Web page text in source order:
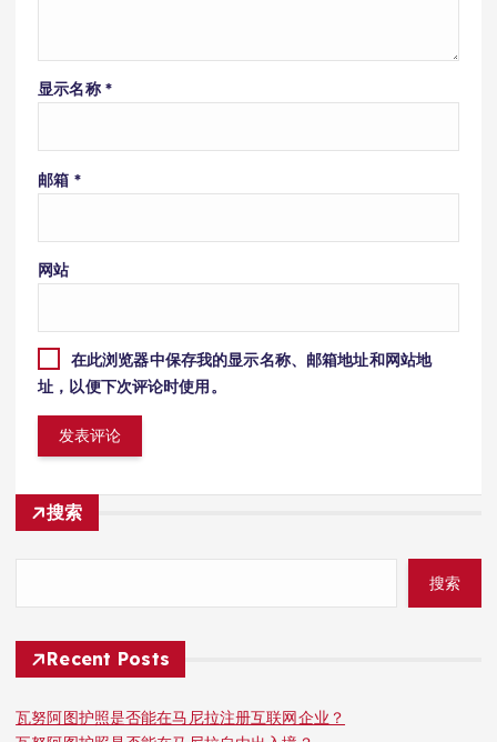
显示名称 *
邮箱 *
网站
在此浏览器中保存我的显示名称、邮箱地址和网站地
址，以便下次评论时使用。
搜索
搜索
Recent Posts
瓦努阿图护照是否能在马尼拉注册互联网企业？